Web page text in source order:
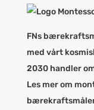
FNs
med vårt
2030 handler
Les mer om